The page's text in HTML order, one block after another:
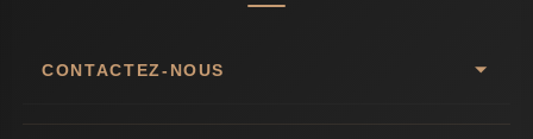
CONTACTEZ-NOUS